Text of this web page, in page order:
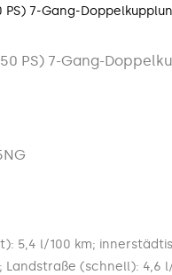
PS) 7-Gang-
PS) 7-Gang-
5,4 l/100 km;
(schnell): 4,6